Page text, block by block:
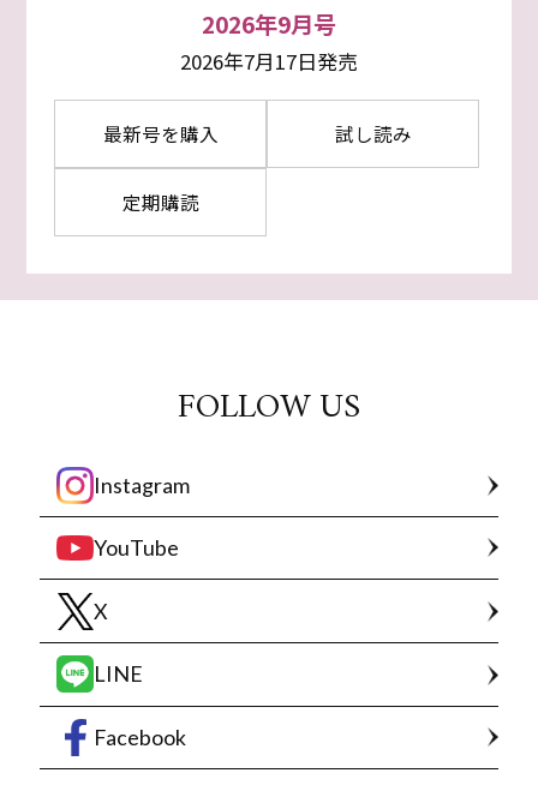
2026年9月号
2026年7月17日発売
最新号を購入 試し読み
定期購読
FOLLOW US
Instagram
YouTube
X
LINE
Facebook